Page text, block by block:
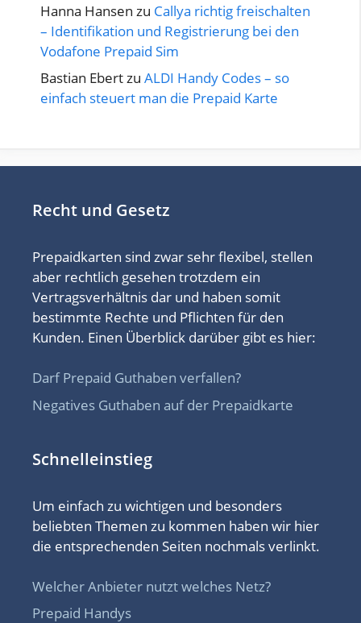
Hanna Hansen zu Callya richtig freischalten
– Identifikation und Registrierung bei den
Vodafone Prepaid Sim
Bastian Ebertzu ALDI Handy Codes – so
einfach steuert man die Prepaid Karte
Recht und Gesetz
Prepaidkarten sind zwar sehr flexibel, stellen
aber rechtlich gesehen trotzdem ein
Vertragsverhältnis dar und haben somit
bestimmte Rechte und Pflichten für den
Kunden. Einen Überblick darüber gibt es hier:
Darf Prepaid Guthaben verfallen?
Negatives Guthaben auf der Prepaidkarte
Schnelleinstieg
Um einfach zu wichtigen und besonders
beliebten Themen zu kommen haben wir hier
die entsprechenden Seiten nochmals verlinkt.
Welcher Anbieter nutzt welches Netz?
Prepaid Handys